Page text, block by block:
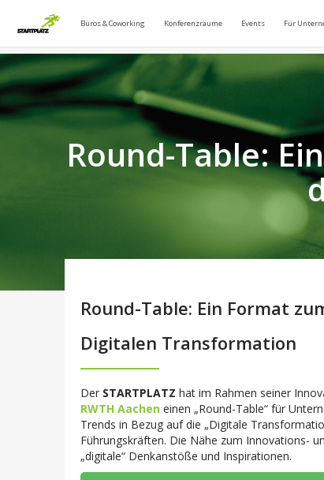
Büros & Coworking Konferenzräume Events Für
Round-Table:
Round-Table: Ein Format
Digitalen Transformation
Der STARTPLATZ hat im Rahmen seiner
RWTH Aachen einen „Round-Table“ für
Trends in Bezug auf die „Digitale
Führungskräften. Die Nähe zum Innovations-
„digitale“ Denkanstöße und Inspirationen.